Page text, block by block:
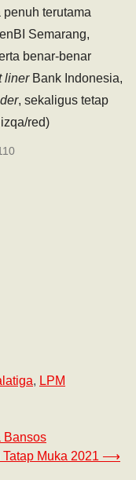
terutama
Semarang,
benar-benar
linerBank Indonesia,
, sekaligus tetap
red)
, LPM
Bansos
Muka 2021 ⟶